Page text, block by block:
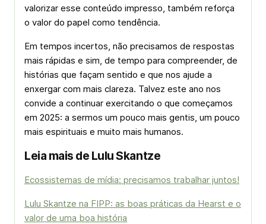
valorizar esse conteúdo impresso, também reforça
o valor do papel como tendência.
Em tempos incertos, não precisamos de respostas
mais rápidas e sim, de tempo para compreender, de
histórias que façam sentido e que nos ajude a
enxergar com mais clareza. Talvez este ano nos
convide a continuar exercitando o que começamos
em 2025: a sermos um pouco mais gentis, um pouco
mais espirituais e muito mais humanos.
Leia mais de Lulu Skantze
Ecossistemas de mídia: precisamos trabalhar juntos!
Lulu Skantze na FIPP: as boas práticas da Hearst e o
valor de uma boa história